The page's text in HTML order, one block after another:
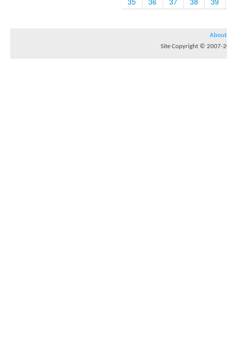
About
Site Copyright © 2007-